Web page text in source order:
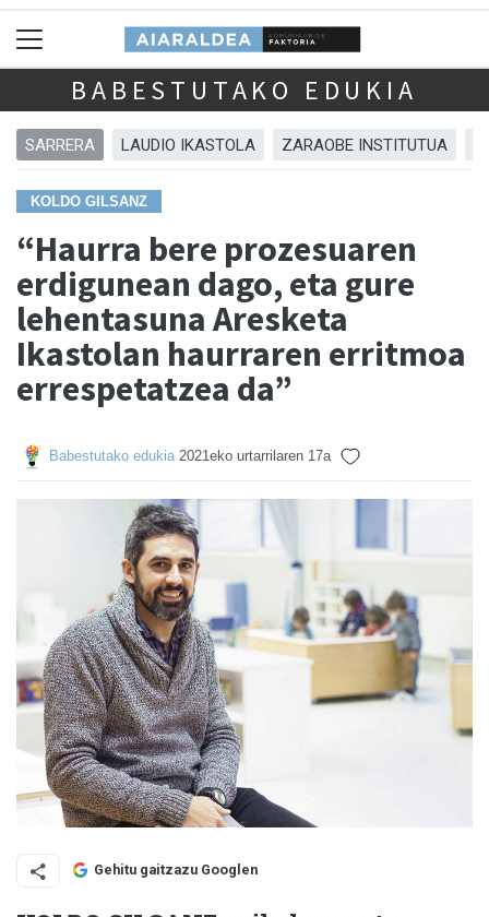
BABESTUTAKO EDUKIA
SARRERA LAUDIO IKASTOLA ZARAOBE INSTITUTUA
KOLDO GILSANZ
“Haurra bere prozesuaren
erdigunean dago, eta gure
lehentasuna Aresketa
Ikastolan haurraren erritmoa
errespetatzea da”
Babestutako edukia 2021eko urtarrilaren 17a
Gehitu gaitzazu Googlen